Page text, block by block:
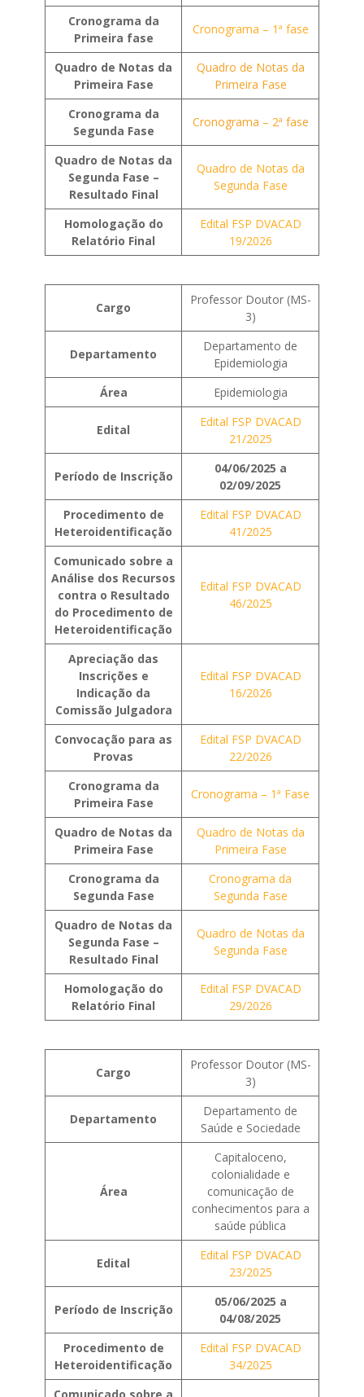
Cronograma da
Primeira fase
Cronograma – 1ª fase
Quadro de Notas da
Primeira Fase
Quadro de Notas da
Primeira Fase
Cronograma da
Segunda Fase
Cronograma – 2ª fase
Quadro de Notas da
Segunda Fase –
Resultado Final
Quadro de Notas da
Segunda Fase
Homologação do
Relatório Final
Edital FSP DVACAD
19/2026
Cargo
Professor Doutor (MS-
3)
Departamento
Departamento de
Epidemiologia
Área
Epidemiologia
Edital
Edital FSP DVACAD
21/2025
Período de Inscrição
04/06/2025 a
02/09/2025
Procedimento de
Heteroidentificação
Edital FSP DVACAD
41/2025
Comunicado sobre a
Análise dos Recursos
contra o Resultado
do Procedimento de
Heteroidentificação
Edital FSP DVACAD
46/2025
Apreciação das
Inscrições e
Indicação da
Comissão Julgadora
Edital FSP DVACAD
16/2026
Convocação para as
Provas
Edital FSP DVACAD
22/2026
Cronograma da
Primeira Fase
Cronograma – 1ª Fase
Quadro de Notas da
Primeira Fase
Quadro de Notas da
Primeira Fase
Cronograma da
Segunda Fase
Cronograma da
Segunda Fase
Quadro de Notas da
Segunda Fase –
Resultado Final
Quadro de Notas da
Segunda Fase
Homologação do
Relatório Final
Edital FSP DVACAD
29/2026
Cargo
Professor Doutor (MS-
3)
Departamento
Departamento de
Saúde e Sociedade
Área
Capitaloceno,
colonialidade e
comunicação de
conhecimentos para a
saúde pública
Edital
Edital FSP DVACAD
23/2025
Período de Inscrição
05/06/2025 a
04/08/2025
Procedimento de
Heteroidentificação
Edital FSP DVACAD
34/2025